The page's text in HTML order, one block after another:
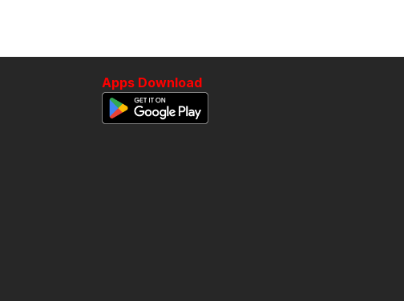
Apps Download